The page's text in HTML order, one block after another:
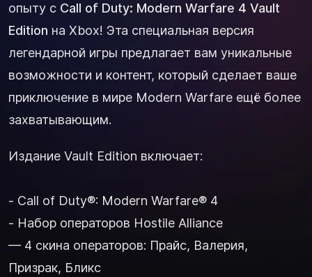
опыту с Call of Duty: Modern Warfare 4 Vault
Edition на Xbox! Эта специальная версия
легендарной игры предлагает вам уникальные
возможности и контент, который сделает ваше
приключение в мире Modern Warfare ещё более
захватывающим.
Издание Vault Edition включает:
- Call of Duty®: Modern Warfare® 4
- Набор операторов Hostile Alliance
— 4 скина операторов: Прайс, Валерия,
Призрак, Бликс